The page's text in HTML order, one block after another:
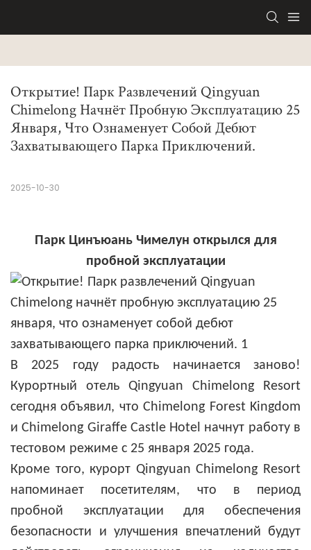
Открытие! Парк Развлечений Qingyuan
Chimelong Начнёт Пробную Эксплуатацию 25
Января, Что Ознаменует Собой Дебют
Захватывающего Парка Приключений.
2025-10-30
Парк Цинъюань Чимелун открылся для
пробной эксплуатации
В 2025 году радость начинается заново!
Курортный отель Qingyuan Chimelong Resort
сегодня объявил, что Chimelong Forest Kingdom
и Chimelong Giraffe Castle Hotel начнут работу в
тестовом режиме с 25 января 2025 года.
Кроме того, курорт Qingyuan Chimelong Resort
напоминает посетителям, что в период
пробной эксплуатации для обеспечения
безопасности и улучшения впечатлений будут